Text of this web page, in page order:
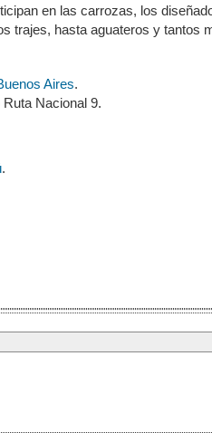
en las carrozas, los
trajes, hasta aguateros y tantos
Aires.
Nacional 9.
.